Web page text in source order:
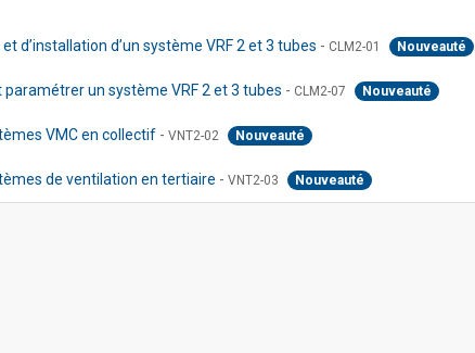
d’installation d’un système VRF 2 et 3 tubes - CLM2-01 Nouveauté
paramétrer un système VRF 2 et 3 tubes - CLM2-07 Nouveauté
VMC en collectif - VNT2-02 Nouveauté
de ventilation en tertiaire - VNT2-03 Nouveauté